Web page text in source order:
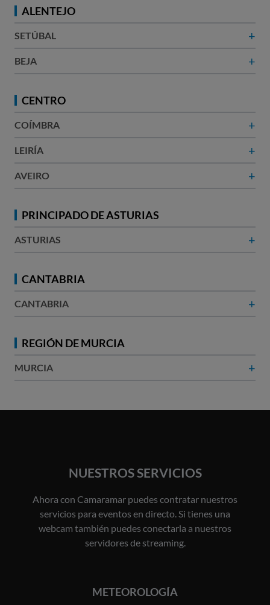
ALENTEJO
SETÚBAL +
BEJA +
CENTRO
COÍMBRA +
LEIRÍA +
AVEIRO +
PRINCIPADO DE ASTURIAS
ASTURIAS +
CANTABRIA
CANTABRIA +
REGIÓN DE MURCIA
MURCIA +
NUESTROS SERVICIOS
Ahora con Camaramar puedes contratar nuestros
servicios para eventos en directo. Si tienes una
webcam también puedes conectarla a nuestros
servidores de streaming.
METEOROLOGÍA